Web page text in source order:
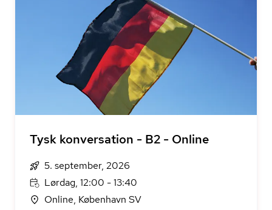
Tysk konversation - B2 - Online
5. september, 2026
Lørdag, 12:00 - 13:40
Online, København SV